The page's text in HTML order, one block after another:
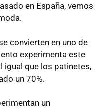
en España, vemos
convierten en uno de
experimenta este
igual que los patinetes,
un 70%.
un